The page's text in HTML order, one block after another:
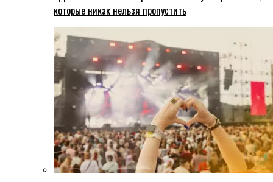
которые никак нельзя пропустить